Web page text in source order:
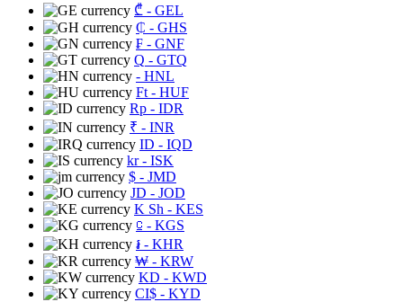
₾ - GEL
₵ - GHS
₣ - GNF
Q - GTQ
- HNL
Ft - HUF
Rp - IDR
₹ - INR
ID - IQD
kr- ISK
$ - JMD
JD - JOD
K Sh - KES
⃀ - KGS
៛ - KHR
₩ - KRW
KD - KWD
CI$ - KYD